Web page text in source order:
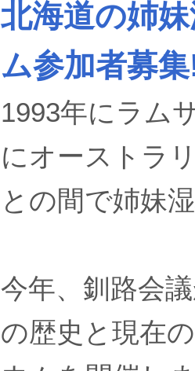
北海道の姉
ム参加者募
1993年にラム
にオーストラ
との間で姉妹
今年、釧路会
の歴史と現在